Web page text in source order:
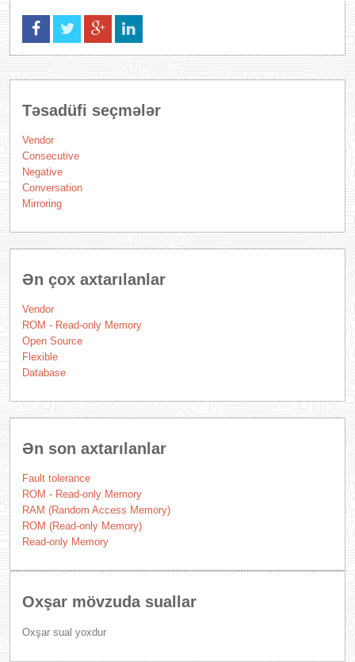
Təsadüfi seçmələr
Vendor
Consecutive
Negative
Conversation
Mirroring
Ən çox axtarılanlar
Vendor
ROM - Read-only Memory
Open Source
Flexible
Database
Ən son axtarılanlar
Fault tolerance
ROM - Read-only Memory
RAM (Random Access Memory)
ROM (Read-only Memory)
Read-only Memory
Oxşar mövzuda suallar
Oxşar sual yoxdur